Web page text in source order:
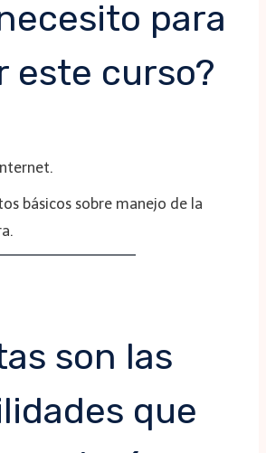
para
este curso?
básicos sobre manejo de la
son las
que